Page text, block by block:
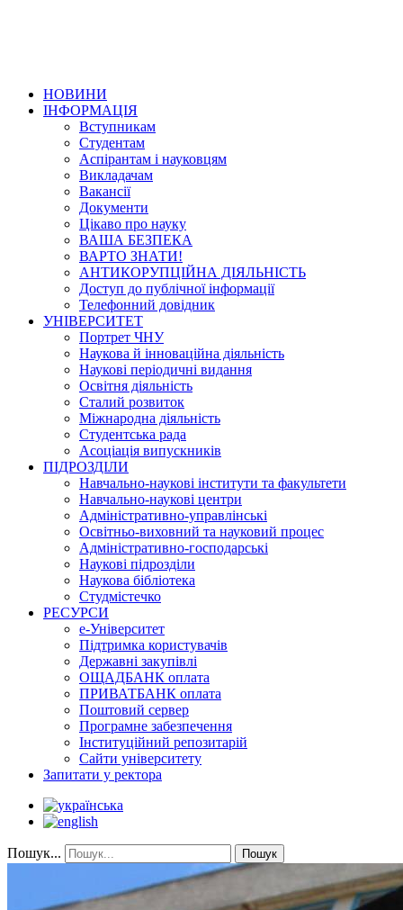
НОВИНИ
ІНФОРМАЦІЯ
Вступникам
Студентам
Аспірантам і науковцям
Викладачам
Вакансії
Документи
Цікаво про науку
ВАША БЕЗПЕКА
ВАРТО ЗНАТИ!
АНТИКОРУПЦІЙНА ДІЯЛЬНІСТЬ
Доступ до публічної інформації
Телефонний довідник
УНІВЕРСИТЕТ
Портрет ЧНУ
Наукова й інноваційна діяльність
Наукові періодичні видання
Освітня діяльність
Сталий розвиток
Міжнародна діяльність
Студентська рада
Асоціація випускників
ПІДРОЗДІЛИ
Навчально-наукові інститути та факультети
Навчально-наукові центри
Адміністративно-управлінські
Освітньо-виховний та науковий процес
Адміністративно-господарські
Наукові підрозділи
Наукова бібліотека
Студмістечко
РЕСУРСИ
е-Університет
Підтримка користувачів
Державні закупівлі
ОЩАДБАНК оплата
ПРИВАТБАНК оплата
Поштовий сервер
Програмне забезпечення
Інституційний репозитарій
Сайти університету
Запитати у ректора
Пошук... Пошук